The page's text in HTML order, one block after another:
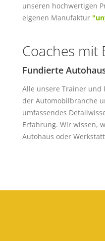
unseren hochwertigen
eigenen Manufaktur
Coaches mit
Fundierte
Alle unsere Trainer und
der Automobilbranche
umfassendes
Erfahrung. Wir wissen,
Autohaus oder